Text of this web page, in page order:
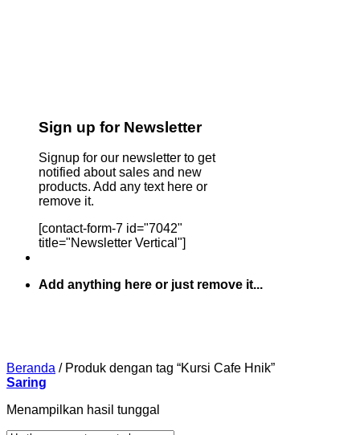
Sign up for Newsletter
Signup for our newsletter to get
notified about sales and new
products. Add any text here or
remove it.
[contact-form-7 id="7042"
title="Newsletter Vertical"]
Add anything here or just remove it...
Beranda /Produk dengan tag “Kursi Cafe Hnik”
Saring
Menampilkan hasil tunggal